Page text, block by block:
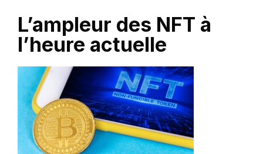
L’ampleur des NFT à
l’heure actuelle